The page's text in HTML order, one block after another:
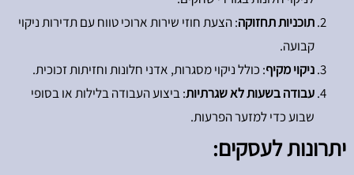
תוכניות תחזוקה: הצעת חוזי שירות ארוכי טווח עם תדירות ניקוי
קבועה.
ניקוי מקיף: כולל ניקוי מסגרות, אדני חלונות וחזיתות זכוכית.
עבודה בשעות לא שגרתיות: ביצוע העבודה בלילות או בסופי
שבוע כדי למזער הפרעות.
יתרונות לעסקים: